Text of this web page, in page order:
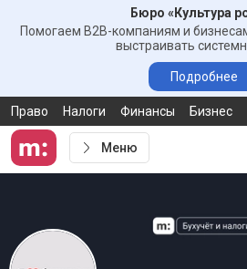
Бюро «Культура
Помогаем B2B-компаниям и
выстраивать
Подробнее
Право Налоги Финансы Бизнес
Меню